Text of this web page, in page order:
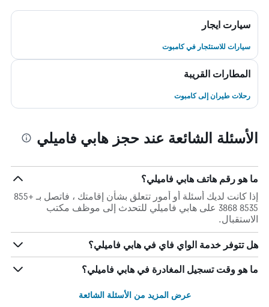
سيارت ايجار
سيارات للاستئجار في كامبوت
المطارات القريبة
رحلات طيران إلى كامبوت
الأسئلة الشائعة عند حجز هابي فاميلي
ما هو رقم هاتف هابي فاميلي؟
إذا كانت لديك أسئلة أو أمور تتعلق بشأن إقامتك ، فاتصل بـ +855
8535 3868 على هابي فاميلي للتحدث إلى موظف مكتب
الاستقبال.
هل تتوفر خدمة الواي فاي في هابي فاميلي؟
ما هو وقت تسجيل المغادرة في هابي فاميلي؟
عرض المزيد من الأسئلة الشائعة